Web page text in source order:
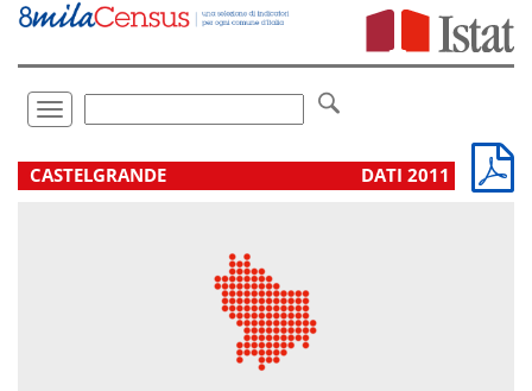
Vai
direttamente
Toggle
navigation
.
CASTELGRANDE DATI 2011